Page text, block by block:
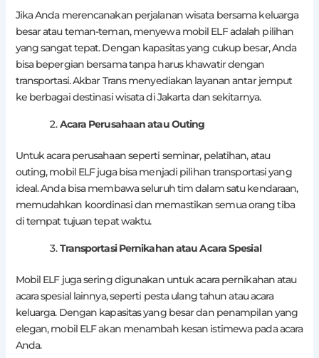
Jika Anda merencanakan perjalanan wisata bersama keluarga
besar atau teman-teman, menyewa mobil ELF adalah pilihan
yang sangat tepat. Dengan kapasitas yang cukup besar, Anda
bisa bepergian bersama tanpa harus khawatir dengan
transportasi. Akbar Trans menyediakan layanan antar jemput
ke berbagai destinasi wisata di Jakarta dan sekitarnya.
Acara Perusahaan atau Outing
Untuk acara perusahaan seperti seminar, pelatihan, atau
outing, mobil ELF juga bisa menjadi pilihan transportasi yang
ideal. Anda bisa membawa seluruh tim dalam satu kendaraan,
memudahkan koordinasi dan memastikan semua orang tiba
di tempat tujuan tepat waktu.
Transportasi Pernikahan atau Acara Spesial
Mobil ELF juga sering digunakan untuk acara pernikahan atau
acara spesial lainnya, seperti pesta ulang tahun atau acara
keluarga. Dengan kapasitas yang besar dan penampilan yang
elegan, mobil ELF akan menambah kesan istimewa pada acara
Anda.